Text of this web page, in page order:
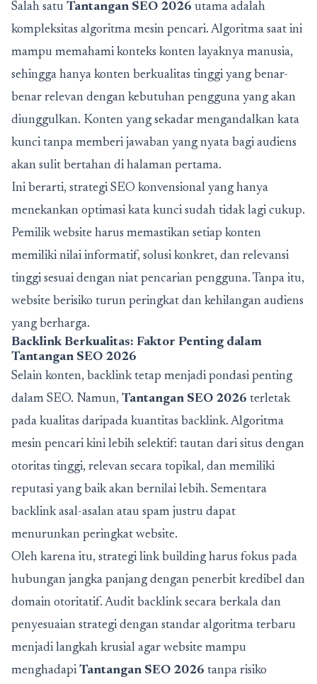
Salah satu Tantangan SEO 2026 utama adalah
kompleksitas algoritma mesin pencari. Algoritma saat ini
mampu memahami konteks konten layaknya manusia,
sehingga hanya konten berkualitas tinggi yang benar-
benar relevan dengan kebutuhan pengguna yang akan
diunggulkan. Konten yang sekadar mengandalkan kata
kunci tanpa memberi jawaban yang nyata bagi audiens
akan sulit bertahan di halaman pertama.
Ini berarti, strategi SEO konvensional yang hanya
menekankan optimasi kata kunci sudah tidak lagi cukup.
Pemilik website harus memastikan setiap konten
memiliki nilai informatif, solusi konkret, dan relevansi
tinggi sesuai dengan niat pencarian pengguna. Tanpa itu,
website berisiko turun peringkat dan kehilangan audiens
yang berharga.
Backlink Berkualitas: Faktor Penting dalam
Tantangan SEO 2026
Selain konten, backlink tetap menjadi pondasi penting
dalam SEO. Namun, Tantangan SEO 2026 terletak
pada kualitas daripada kuantitas backlink. Algoritma
mesin pencari kini lebih selektif: tautan dari situs dengan
otoritas tinggi, relevan secara topikal, dan memiliki
reputasi yang baik akan bernilai lebih. Sementara
backlink asal-asalan atau spam justru dapat
menurunkan peringkat website.
Oleh karena itu, strategi link building harus fokus pada
hubungan jangka panjang dengan penerbit kredibel dan
domain otoritatif. Audit backlink secara berkala dan
penyesuaian strategi dengan standar algoritma terbaru
menjadi langkah krusial agar website mampu
menghadapi Tantangan SEO 2026 tanpa risiko